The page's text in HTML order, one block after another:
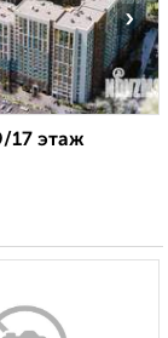
›
17 этаж